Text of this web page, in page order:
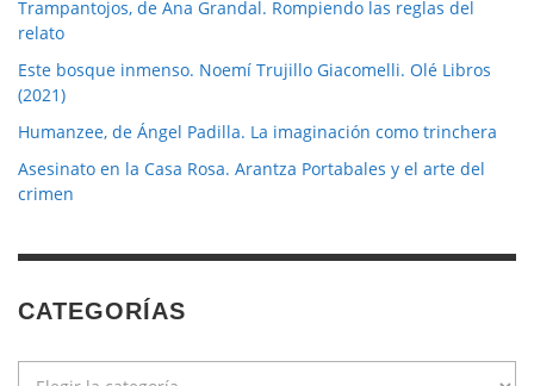
Trampantojos, de Ana Grandal. Rompiendo las reglas del
relato
Este bosque inmenso. Noemí Trujillo Giacomelli. Olé Libros
(2021)
Humanzee, de Ángel Padilla. La imaginación como trinchera
Asesinato en la Casa Rosa. Arantza Portabales y el arte del
crimen
CATEGORÍAS